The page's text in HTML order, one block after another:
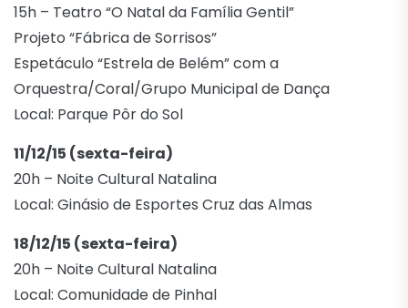
15h – Teatro “O Natal da Família Gentil”
Projeto “Fábrica de Sorrisos”
Espetáculo “Estrela de Belém” com a
Orquestra/Coral/Grupo Municipal de Dança
Local: Parque Pôr do Sol
11/12/15 (sexta-feira)
20h – Noite Cultural Natalina
Local: Ginásio de Esportes Cruz das Almas
18/12/15 (sexta-feira)
20h – Noite Cultural Natalina
Local: Comunidade de Pinhal